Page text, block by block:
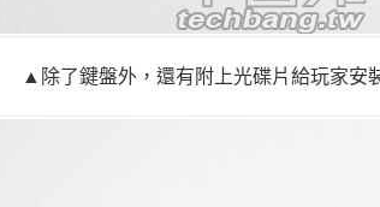
▲除了鍵盤外，還有附上光碟片給玩家安